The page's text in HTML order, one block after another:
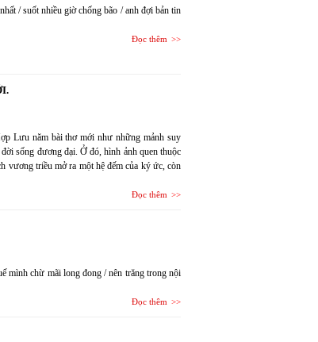
/ suốt nhiều giờ chống bão / anh đợi bản tin
Đọc thêm
Lưu năm bài thơ mới như những mảnh suy
sống đương đại. Ở đó, hình ảnh quen thuộc
vương triều mở ra một hệ đếm của ký ức, còn
Đọc thêm
mình chừ mãi long đong / nên trăng trong nội
Đọc thêm